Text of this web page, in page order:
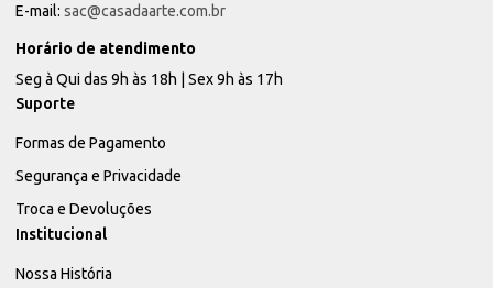
E-mail: sac@casadaarte.com.br
Horário de atendimento
Seg à Qui das 9h às 18h | Sex 9h às 17h
Suporte
Formas de Pagamento
Segurança e Privacidade
Troca e Devoluções
Institucional
Nossa História